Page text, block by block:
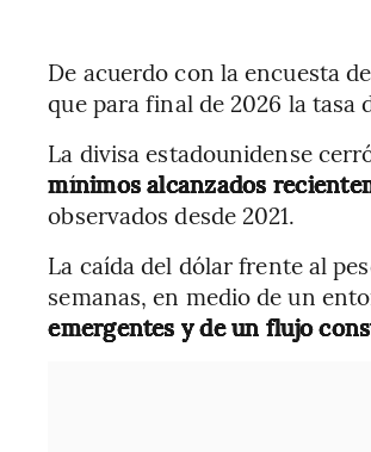
De acuerdo con la encuesta
que para final de 2026 la tasa
La divisa estadounidense
mínimos alcanzados
observados desde 2021.
La caída del dólar frente al
semanas, en medio de un
emergentes y de un flujo